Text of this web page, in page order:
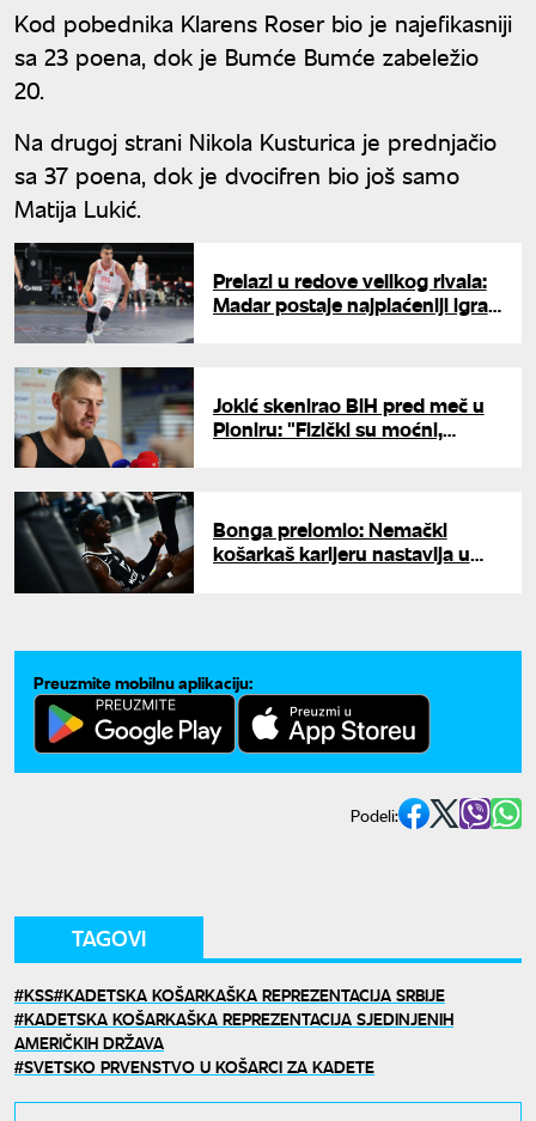
Kod pobednika Klarens Roser bio je najefikasniji
sa 23 poena, dok je Bumće Bumće zabeležio
20.
Na drugoj strani Nikola Kusturica je prednjačio
sa 37 poena, dok je dvocifren bio još samo
Matija Lukić.
Prelazi u redove velikog rivala:
Madar postaje najplaćeniji igrač
Jokić skenirao BiH pred meč u
Pioniru: "Fizički su moćni,
Bonga prelomio: Nemački
košarkaš karijeru nastavlja u
Preuzmite mobilnu aplikaciju:
Podeli:
TAGOVI
KSS KADETSKA KOŠARKAŠKA REPREZENTACIJA SRBIJE
KADETSKA KOŠARKAŠKA REPREZENTACIJA SJEDINJENIH
AMERIČKIH DRŽAVA
SVETSKO PRVENSTVO U KOŠARCI ZA KADETE